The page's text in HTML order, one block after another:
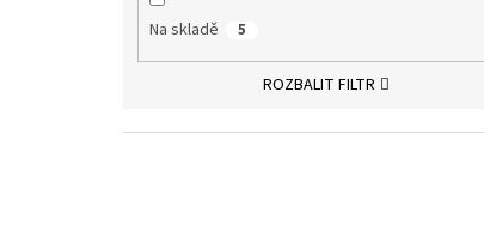
Na skladě 5
ROZBALIT FILTR